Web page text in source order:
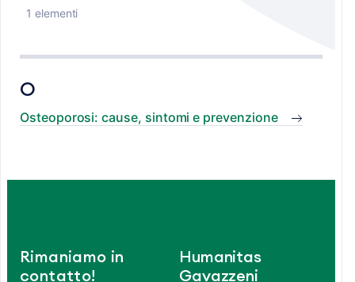
1 elementi
O
Osteoporosi: cause, sintomi e prevenzione
Rimaniamo in
contatto!
Humanitas
Gavazzeni